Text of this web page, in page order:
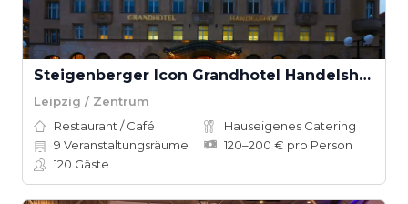
Steigenberger Icon Grandhotel Handelshof Leipzig
Leipzig / Zentrum
Restaurant / Café
Hauseigenes Catering
9 Veranstaltungsräume
120–200 € pro Person
120 Gäste